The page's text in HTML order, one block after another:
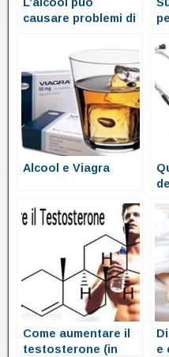
L’alcool può
causare problemi di
Alcool e Viagra
Come aumentare il
testosterone (in
e